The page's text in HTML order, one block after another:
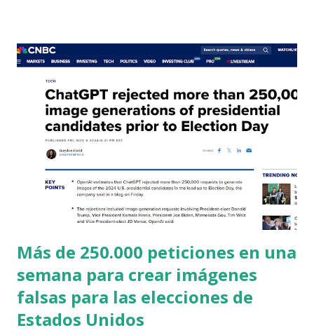
Más de 250.000 peticiones en una
semana para crear imágenes
falsas para las elecciones de
Estados Unidos